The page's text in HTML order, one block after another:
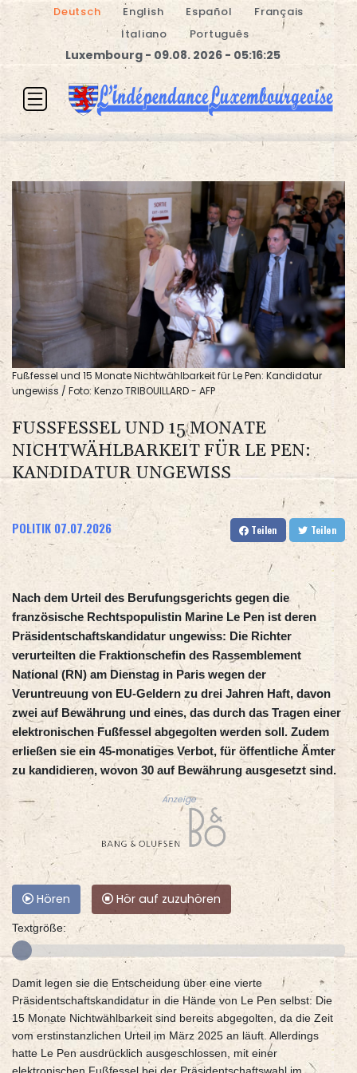
Deutsch English Español
Français
Italiano
Português
Luxembourg - 09.08. 2026 - 05:16:25
Fußfessel und 15 Monate Nichtwählbarkeit für Le Pen: Kandidatur
ungewiss / Foto: Kenzo TRIBOUILLARD - AFP
FUSSFESSEL UND 15 MONATE N
ICHTWÄHLBARKEIT FÜR LE PEN: K
ANDIDATUR UNGEWISS
POLITIK 07.07.2026 Teilen Teilen
Nach dem Urteil des Berufungsgerichts gegen die
französische Rechtspopulistin Marine Le Pen ist deren
Präsidentschaftskandidatur ungewiss: Die Richter
verurteilten die Fraktionschefin des Rassemblement
National (RN) am Dienstag in Paris wegen der
Veruntreuung von EU-Geldern zu drei Jahren Haft, davon
zwei auf Bewährung und eines, das durch das Tragen einer
elektronischen Fußfessel abgegolten werden soll. Zudem
erließen sie ein 45-monatiges Verbot, für öffentliche Ämter
zu kandidieren, wovon 30 auf Bewährung ausgesetzt sind.
Anzeige
Hören Hör auf zuzuhören
Textgröße:
Damit legen sie die Entscheidung über eine vierte
Präsidentschaftskandidatur in die Hände von Le Pen selbst: Die
15 Monate Nichtwählbarkeit sind bereits abgegolten, da die Zeit
vom erstinstanzlichen Urteil im März 2025 an läuft. Allerdings
hatte Le Pen ausdrücklich ausgeschlossen, mit einer